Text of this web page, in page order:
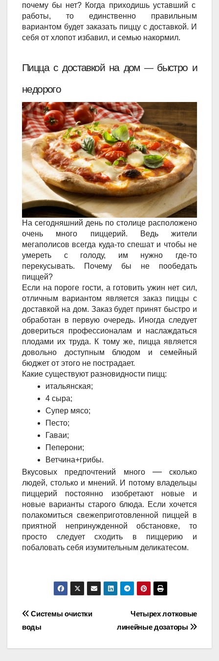
почему бы нет? Когда приходишь уставший с
работы, то единственно правильным
вариантом будет заказать пиццу с доставкой. И
себя от хлопот избавил, и семью накормил.
Пицца с доставкой на дом — быстро и
недорого
На сегодняшний день по столице расположено
очень много пиццерий. Ведь жители
мегаполисов всегда куда-то спешат и чтобы не
умереть с голоду, им нужно где-то
перекусывать. Почему бы не пообедать
пиццей?
Если на пороге гости, а готовить ужин нет сил,
отличным вариантом является заказ пиццы с
доставкой на дом. Заказ будет принят быстро и
обработан в первую очередь. Иногда следует
довериться профессионалам и наслаждаться
плодами их труда. К тому же, пицца является
довольно доступным блюдом и семейный
бюджет от этого не пострадает.
Какие существуют разновидности пицц:
итальянская;
4 сыра;
Супер мясо;
Песто;
Гаваи;
Пеперони;
Ветчина+грибы.
Вкусовых предпочтений много —сколько
людей, столько и мнений. И потому владельцы
пиццерий постоянно изобретают новые и
новые варианты старого блюда. Если хочется
полакомиться свежеприготовленной пиццей в
приятной непринужденной обстановке, то
просто следует сходить в пиццерию и
побаловать себя изумительным деликатесом.
Навигация
по
Четырех лотковые
линейные дозаторы
Системы очистки
воды